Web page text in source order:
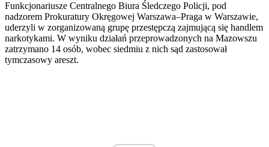
Funkcjonariusze Centralnego Biura Śledczego Policji, pod
nadzorem Prokuratury Okręgowej Warszawa–Praga w Warszawie,
uderzyli w zorganizowaną grupę przestępczą zajmującą się handlem
narkotykami. W wyniku działań przeprowadzonych na Mazowszu
zatrzymano 14 osób, wobec siedmiu z nich sąd zastosował
tymczasowy areszt.